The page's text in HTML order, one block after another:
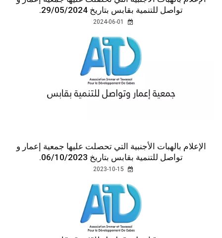
تواصل للتنمية بقابس بتاريخ 29/05/2024.
الإعلام بالهبات الأجنبية التي تحصلت عليها جمعية إعمار و
تواصل للتنمية بقابس بتاريخ 06/10/2023.